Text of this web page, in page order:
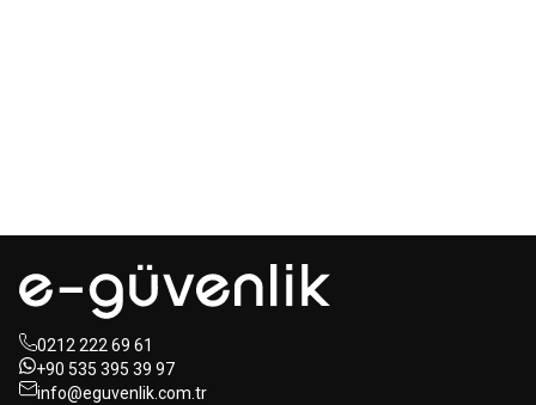
0212 222 69 61
+90 535 395 39 97
info@eguvenlik.com.tr